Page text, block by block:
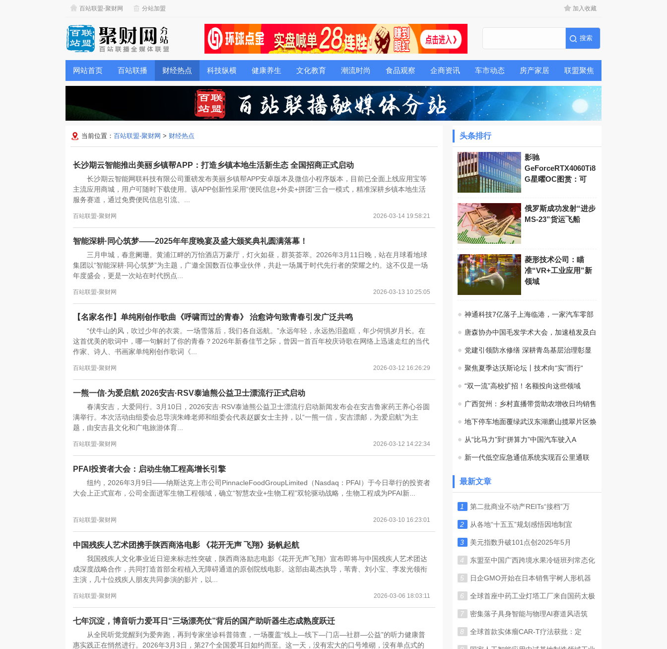
百站联盟-聚财网 分站加盟 加入收藏
网站首页 百站联播 财经热点 科技纵横 健康养生 文化教育 潮流时尚 食品观察 企商资讯 车市动态 房产家居 联盟聚焦
当前位置： 百站联盟-聚财网 > 财经热点
长沙期云智能推出美丽乡镇帮APP：打造乡镇本地生活新生态 全国招商正式启动
长沙期云智能网联科技有限公司重磅发布美丽乡镇帮APP安卓版本及微信小程序版本，目前已全面上线应用宝等
主流应用商城，用户可随时下载使用。该APP创新性采用“便民信息+外卖+拼团”三合一模式，精准深耕乡镇本地生活
服务赛道，通过免费便民信息引流、...
百站联盟-聚财网 2026-03-14 19:58:21
智能深耕·同心筑梦——2025年年度晚宴及盛大颁奖典礼圆满落幕！
三月申城，春意阑珊。黄浦江畔的万怡酒店万豪厅，灯火如昼，群英荟萃。2026年3月11日晚，站在月球看地球
集团以“智能深耕·同心筑梦”为主题，广邀全国数百位事业伙伴，共赴一场属于时代先行者的荣耀之约。这不仅是一场
年度盛会，更是一次站在时代拐点...
百站联盟-聚财网 2026-03-13 10:25:05
【名家名作】单纯刚创作歌曲《呼啸而过的青春》 治愈诗句致青春引发广泛共鸣
“伏牛山的风，吹过少年的衣裳。一场雪落后，我们各自远航。”永远年轻，永远热泪盈眶，年少何惧岁月长。在
这首优美的歌词中，哪一句解封了你的青春？2026年新春佳节之际，曾因一首百年校庆诗歌在网络上迅速走红的当代
作家、诗人、书画家单纯刚创作歌词《...
百站联盟-聚财网 2026-03-12 16:26:29
一熊一信·为爱启航 2026安吉·RSV泰迪熊公益卫士漂流行正式启动
春满安吉，大爱同行。3月10日，2026安吉·RSV泰迪熊公益卫士漂流行启动新闻发布会在安吉鲁家药王养心谷圆
满举行。本次活动由组委会总导演朱峰老师和组委会代表赵媛女士主持，以“一熊一信，安吉漂邮，为爱启航”为主
题，由安吉县文化和广电旅游体育...
百站联盟-聚财网 2026-03-12 14:22:34
PFAI投资者大会：启动生物工程高增长引擎
纽约，2026年3月9日——纳斯达克上市公司PinnacleFoodGroupLimited（Nasdaq：PFAI）于今日举行的投资者
大会上正式宣布，公司全面进军生物工程领域，确立“智慧农业+生物工程”双轮驱动战略，生物工程成为PFAI新...
百站联盟-聚财网 2026-03-10 16:23:01
中国残疾人艺术团携手陕西商洛电影 《花开无声 飞翔》扬帆起航
我国残疾人文化事业近日迎来标志性突破，陕西商洛励志电影《花开无声飞翔》宣布即将与中国残疾人艺术团达
成深度战略合作，共同打造首部全程植入无障碍通道的原创院线电影。这部由葛杰执导，苇青、刘小宝、李发光领衔
主演，几十位残疾人朋友共同参演的影片，以...
百站联盟-聚财网 2026-03-06 18:03:11
七年沉淀，博音听力爱耳日“三场漂亮仗”背后的国产助听器生态成熟度跃迁
从全民听觉觉醒到为爱奔跑，再到专家坐诊科普筛查，一场覆盖“线上—线下—门店—社群—公益”的听力健康普
惠实践正在悄然进行。2026年3月3日，第27个全国爱耳日如约而至。这一天，没有宏大的口号堆砌，没有单点式的
头条排行
影驰
GeForceRTX4060Ti8
G星曜OC图赏：可
俄罗斯成功发射“进步
MS-23”货运飞船
菱形技术公司：瞄
准“VR+工业应用”新
领域
神通科技7亿落子上海临港，一家汽车零部
唐森协办中国毛发学术大会，加速植发及白
党建引领防水修缮 深耕青岛基层治理彰显
聚焦夏季达沃斯论坛丨技术向“实”而行“
“双一流”高校扩招！名额投向这些领域
广西贺州：乡村直播带货助农增收日均销售
地下停车地面覆绿武汉东湖磨山揽翠片区焕
从“比马力”到“拼算力”中国汽车驶入A
新一代低空应急通信系统实现百公里通联
最新文章
1 第二批商业不动产REITs“接档”万
2 从各地“十五五”规划感悟因地制宜
3 美元指数升破101点创2025年5月
4 东盟至中国广西跨境水果冷链班列常态化
5 日企GMO开始在日本销售宇树人形机器
6 全球首座中药工业灯塔工厂来自国药太极
7 密集落子具身智能与物理AI赛道风语筑
8 全球首款实体瘤CAR-T疗法获批：定